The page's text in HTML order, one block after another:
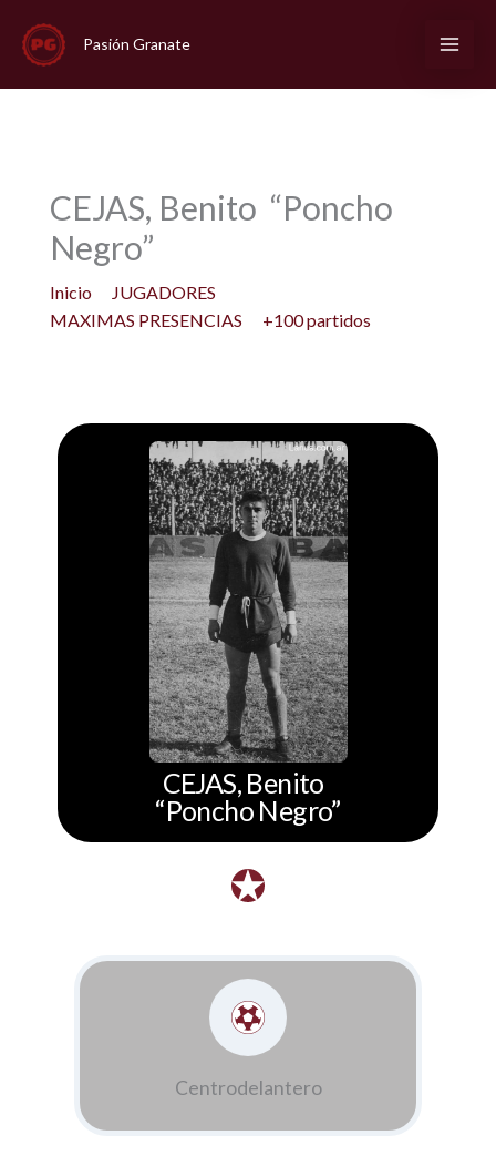
contenido
Pasión Granate
CEJAS, Benito “Poncho
Negro”
Inicio
JUGADORES
MAXIMAS PRESENCIAS
+100 partidos
CEJAS, Benito
“Poncho Negro”
Centrodelantero